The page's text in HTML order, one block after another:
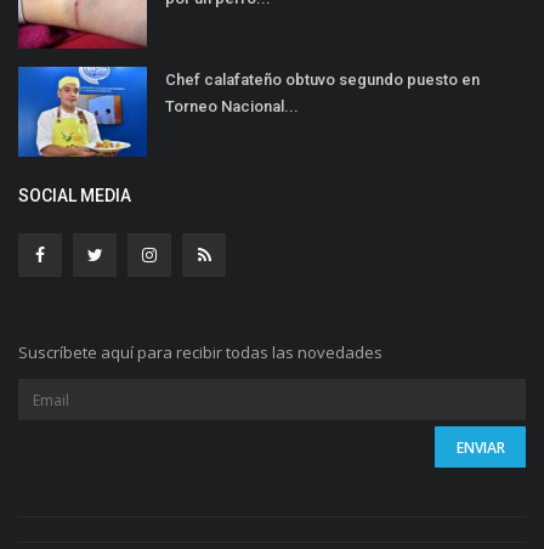
Chef calafateño obtuvo segundo puesto en
Torneo Nacional...
SOCIAL MEDIA
Suscríbete aquí para recibir todas las novedades